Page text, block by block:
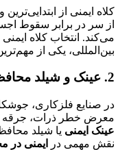
کلاه ایمنی از
از سر در برابر سقوط
می‌کند. انتخاب کلاه
بین‌المللی، یکی از
2. عینک و شیلد محافظ
در صنایع فلزکاری،
معرض خطر ذرات، جرقه و
عینک ایمنی یا شیلد
نقش مهمی در
ایمنی در